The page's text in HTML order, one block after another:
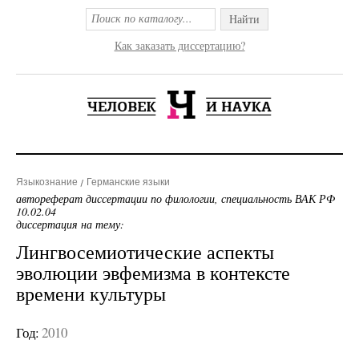
Найти
Как заказать диссертацию?
Языкознание Германские языки
автореферат диссертации по филологии, специальность ВАК РФ
10.02.04
диссертация на тему:
Лингвосемиотические аспекты
эволюции эвфемизма в контексте
времени культуры
Год: 2010